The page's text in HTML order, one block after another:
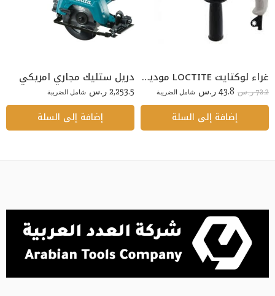
غراء لوكتايت LOCTITE موديل 401
72.2 ر.س 43.8 ر.س شامل الضريبة
إضافة إلى السلة
دريل ستليك مجاري امريكي
2,253.5 ر.س شامل الضريبة
إضافة إلى السلة